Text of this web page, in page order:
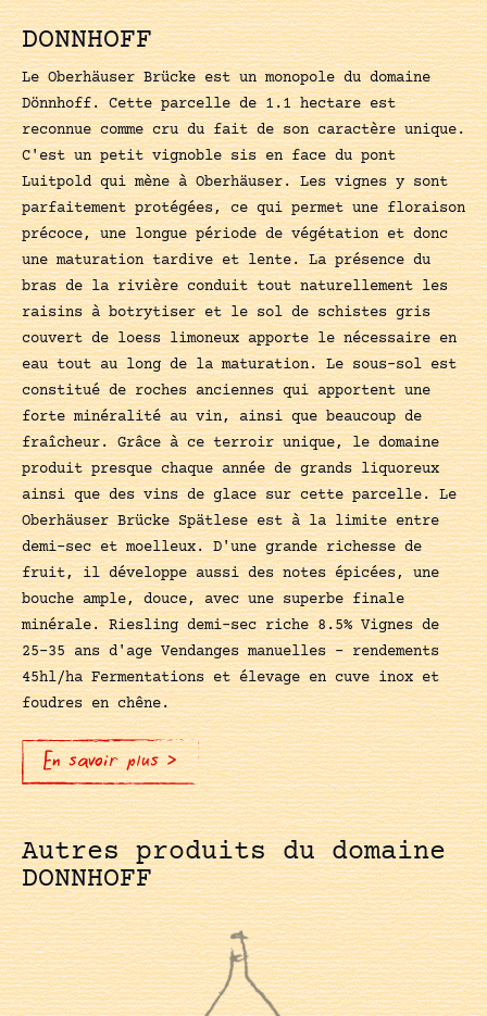
DONNHOFF
Le Oberhäuser Brücke est un monopole du domaine
Dönnhoff. Cette parcelle de 1.1 hectare est
reconnue comme cru du fait de son caractère unique.
C'est un petit vignoble sis en face du pont
Luitpold qui mène à Oberhäuser. Les vignes y sont
parfaitement protégées, ce qui permet une floraison
précoce, une longue période de végétation et donc
une maturation tardive et lente. La présence du
bras de la rivière conduit tout naturellement les
raisins à botrytiser et le sol de schistes gris
couvert de loess limoneux apporte le nécessaire en
eau tout au long de la maturation. Le sous-sol est
constitué de roches anciennes qui apportent une
forte minéralité au vin, ainsi que beaucoup de
fraîcheur. Grâce à ce terroir unique, le domaine
produit presque chaque année de grands liquoreux
ainsi que des vins de glace sur cette parcelle. Le
Oberhäuser Brücke Spätlese est à la limite entre
demi-sec et moelleux. D'une grande richesse de
fruit, il développe aussi des notes épicées, une
bouche ample, douce, avec une superbe finale
minérale. Riesling demi-sec riche 8.5% Vignes de
25-35 ans d'age Vendanges manuelles - rendements
45hl/ha Fermentations et élevage en cuve inox et
foudres en chêne.
En savoir plus >
Autres produits du domaine
DONNHOFF